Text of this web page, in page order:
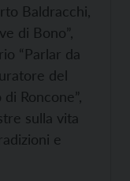
Baldracchi,
di Bono”,
“Parlar da
del
Roncone”,
sulla vita
e